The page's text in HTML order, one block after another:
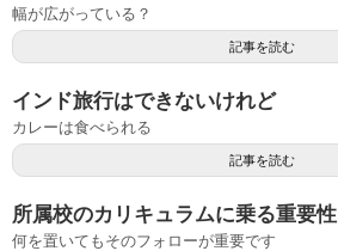
幅が広がっている？
記事を読む
インド旅行はできないけれど
カレーは食べられる
記事を読む
所属校のカリキュラムに乗る重要性
何を置いてもそのフォローが重要です